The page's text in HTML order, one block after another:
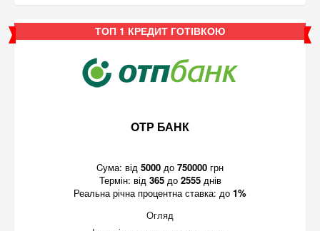
ТОП 1 КРЕДИТ ГОТІВКОЮ
OTP БАНК
Cума: від 5000 до 750000 грн
Термін: від 365до 2555днів
Реальна річна процентна ставка: до 1%
Огляд